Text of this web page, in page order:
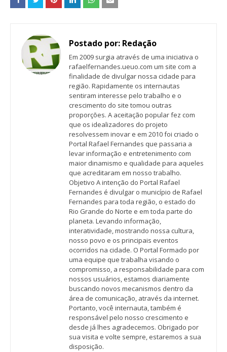
Postado por: Redação
Em 2009 surgia através de uma iniciativa o
rafaelfernandes.ueuo.com um site com a
finalidade de divulgar nossa cidade para
região. Rapidamente os internautas
sentiram interesse pelo trabalho e o
crescimento do site tomou outras
proporções. A aceitação popular fez com
que os idealizadores do projeto
resolvessem inovar e em 2010 foi criado o
Portal Rafael Fernandes que passaria a
levar informação e entretenimento com
maior dinamismo e qualidade para aqueles
que acreditaram em nosso trabalho.
Objetivo A intenção do Portal Rafael
Fernandes é divulgar o município de Rafael
Fernandes para toda região, o estado do
Rio Grande do Norte e em toda parte do
planeta. Levando informação,
interatividade, mostrando nossa cultura,
nosso povo e os principais eventos
ocorridos na cidade. O Portal Formado por
uma equipe que trabalha visando o
compromisso, a responsabilidade para com
nossos usuários, estamos diariamente
buscando novos mecanismos dentro da
área de comunicação, através da internet.
Portanto, você internauta, também é
responsável pelo nosso crescimento e
desde já lhes agradecemos. Obrigado por
sua visita e volte sempre, estaremos a sua
disposição.